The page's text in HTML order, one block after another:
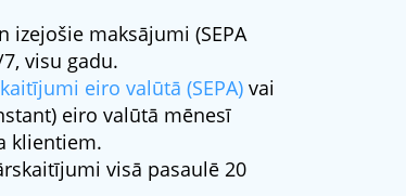
izejošie maksājumi (SEPA
visu gadu.
eiro valūtā (SEPA)vai
eiro valūtā mēnesī
klientiem.
visā pasaulē 20